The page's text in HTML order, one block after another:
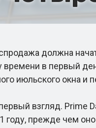
должна
времени в первый
июльского окна и
взгляд. Prime
году, прежде чем